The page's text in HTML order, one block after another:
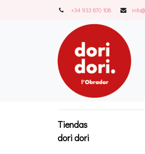
+34 933 870 108
Tiendas
dori dori